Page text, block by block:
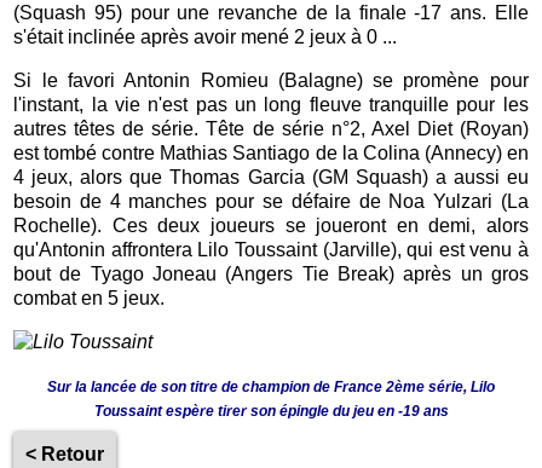
(Squash 95) pour une revanche de la finale -17 ans. Elle
s'était inclinée après avoir mené 2 jeux à 0 ...
Si le favori Antonin Romieu (Balagne) se promène pour
l'instant, la vie n'est pas un long fleuve tranquille pour les
autres têtes de série. Tête de série n°2, Axel Diet (Royan)
est tombé contre Mathias Santiago de la Colina (Annecy) en
4 jeux, alors que Thomas Garcia (GM Squash) a aussi eu
besoin de 4 manches pour se défaire de Noa Yulzari (La
Rochelle). Ces deux joueurs se joueront en demi, alors
qu'Antonin affrontera Lilo Toussaint (Jarville), qui est venu à
bout de Tyago Joneau (Angers Tie Break) après un gros
combat en 5 jeux.
Sur la lancée de son titre de champion de France 2ème série, Lilo
Toussaint espère tirer son épingle du jeu en -19 ans
< Retour